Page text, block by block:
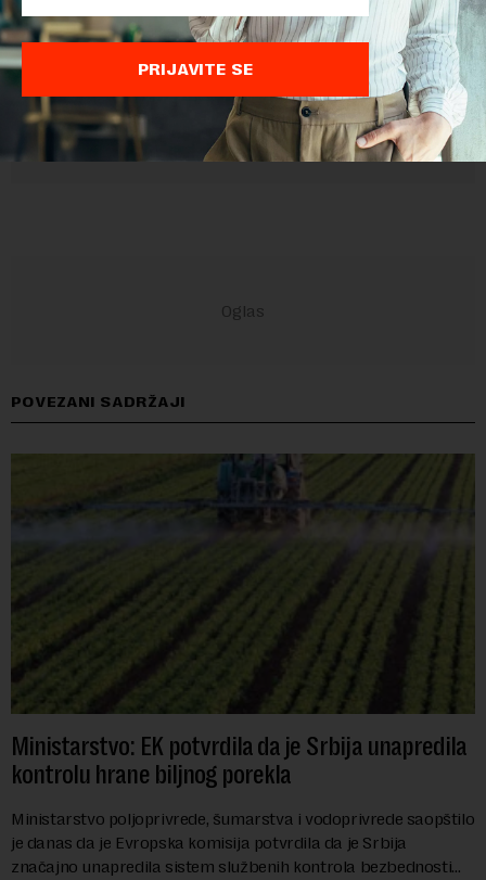
POVEZANI SADRŽAJI
Ministarstvo: EK potvrdila da je Srbija unapredila
kontrolu hrane biljnog porekla
Ministarstvo poljoprivrede, šumarstva i vodoprivrede saopštilo
je danas da je Evropska komisija potvrdila da je Srbija
značajno unapredila sistem službenih kontrola bezbednosti
PRIJAVITE SE